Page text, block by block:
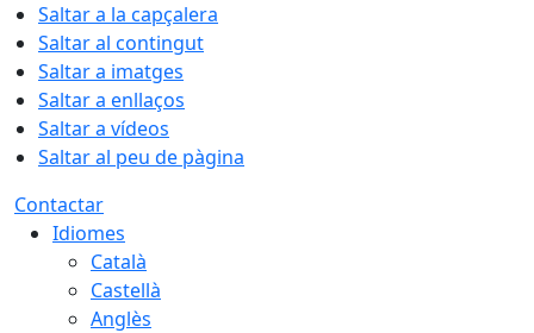
Saltar a la capçalera
Saltar al contingut
Saltar a imatges
Saltar a enllaços
Saltar a vídeos
Saltar al peu de pàgina
Contactar
Idiomes
Català
Castellà
Anglès